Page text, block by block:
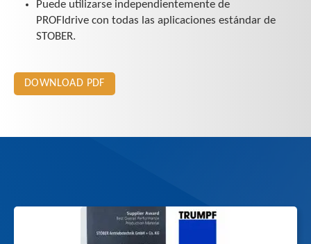
Puede utilizarse independientemente de
PROFIdrive con todas las aplicaciones estándar de
STOBER.
DOWNLOAD PDF